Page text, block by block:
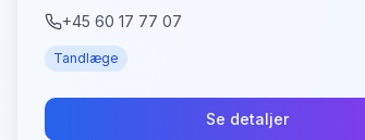
+45 60 17 77 07
Tandlæge
Se detaljer